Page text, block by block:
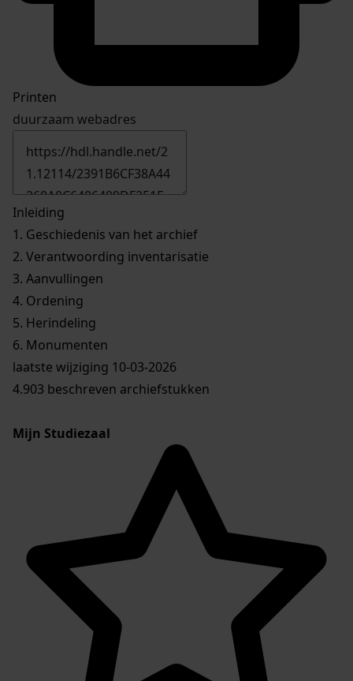
Printen
duurzaam webadres
Inleiding
1. Geschiedenis van het archief
2. Verantwoording inventarisatie
3. Aanvullingen
4. Ordening
5. Herindeling
6. Monumenten
laatste wijziging 10-03-2026
4.903 beschreven archiefstukken
Mijn Studiezaal